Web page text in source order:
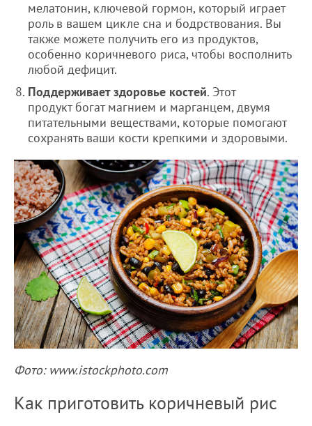
мелатонин, ключевой гормон, который играет
роль в вашем цикле сна и бодрствования. Вы
также можете получить его из продуктов,
особенно коричневого риса, чтобы восполнить
любой дефицит.
Поддерживает здоровье костей. Этот
продукт богат магнием и марганцем, двумя
питательными веществами, которые помогают
сохранять ваши кости крепкими и здоровыми.
Фото: www.istockphoto.com
Как приготовить коричневый рис